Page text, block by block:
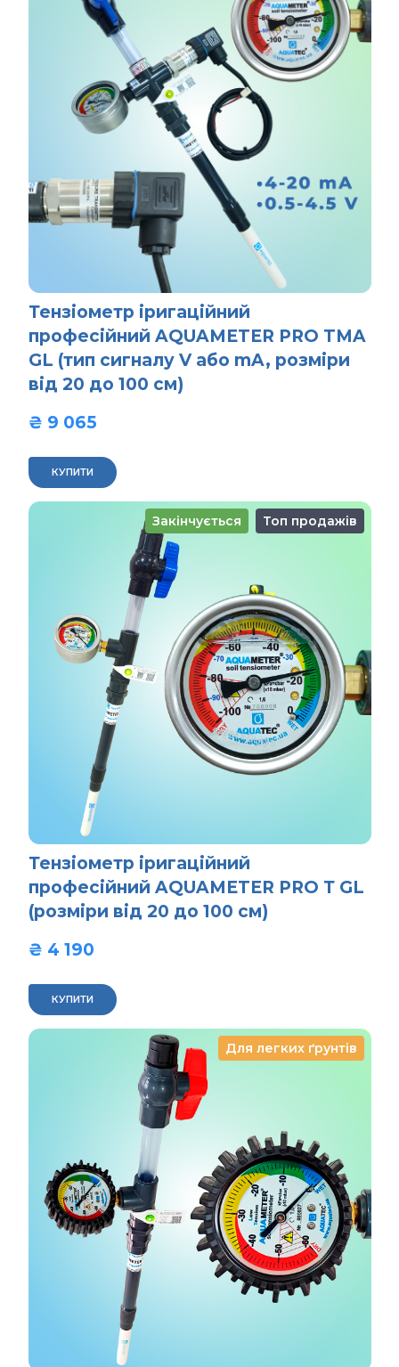
Тензіометр іригаційний
професійний AQUAMETER PRO TMA
GL (тип сигналу V або mA, розміри
від 20 до 100 см)
₴ 9 065
КУПИТИ
Закінчується Топ продажів
Тензіометр іригаційний
професійний AQUAMETER PRO Т GL
(розміри від 20 до 100 см)
₴ 4 190
КУПИТИ
Для легких ґрунтів